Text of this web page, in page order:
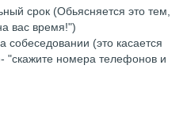
срок (Обьясняется это тем,
вас время!")
собеседовании (это касается
"скажите номера телефонов и